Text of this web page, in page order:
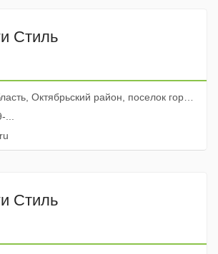
Стиль
район, поселок городского типа Каменоломни, Садовый переулок, 44
Стиль